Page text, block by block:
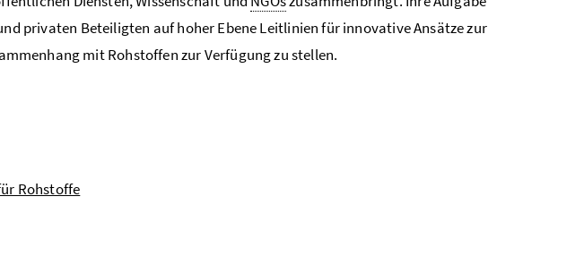
privaten Beteiligten auf hoher Ebene Leitlinien für innovative Ansätze zur
mit Rohstoffen zur Verfügung zu stellen.
Rohstoffe